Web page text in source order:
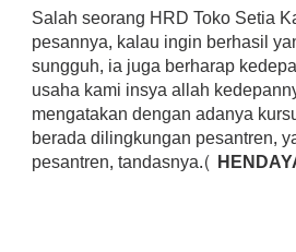
Salah seorang HRD Toko Setia
pesannya, kalau ingin berhasil
sungguh, ia juga berharap
usaha kami insya allah
mengatakan dengan adanya
berada dilingkungan pesantren,
pesantren, tandasnya.(